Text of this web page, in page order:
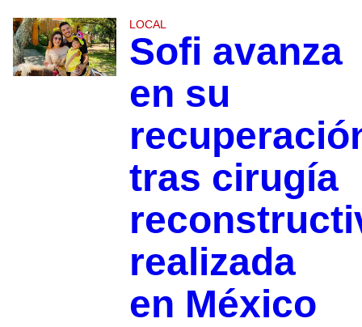
LOCAL
Sofi avanza
en su
tras cirugía
realizada
en México